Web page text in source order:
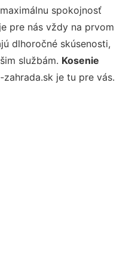
spokojnosť
pre nás vždy na prvom
dlhoročné skúsenosti,
službám. Kosenie
zahrada.sk je tu pre vás.